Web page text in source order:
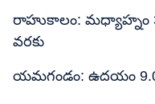
రాహుకాలం: మధ్యాహ్నం
వరకు
యమగండం: ఉదయం